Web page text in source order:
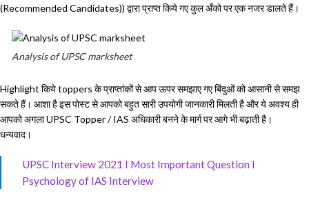
(Recommended Candidates)) द्वारा प्राप्त किये गए कुल अँको पर एक नजर डालते हैं।
Analysis of UPSC marksheet
Highlight किये toppers के प्राप्तांकों से आप ऊपर समझाए गए बिंदुओं को आसानी से समझ
सकते हैं। आशा है इस पोस्ट से आपको बहुत सारी उपयोगी जानकारी मिलती है और ये अवश्य ही
आपको अगला UPSC Topper / IAS अधिकारी बनने के मार्ग पर आगे भी बढ़ाती है।
धन्यवाद।
UPSC Interview 2021 I Most Important Question I
Psychology of IAS Interview